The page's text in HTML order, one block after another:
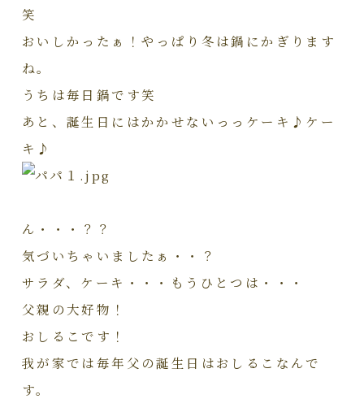
笑
おいしかったぁ！やっぱり冬は鍋にかぎります
ね。
うちは毎日鍋です笑
あと、誕生日にはかかせないっっケーキ♪ケー
キ♪
ん・・・？？
気づいちゃいましたぁ・・？
サラダ、ケーキ・・・もうひとつは・・・
父親の大好物！
おしるこです！
我が家では毎年父の誕生日はおしるこなんで
す。